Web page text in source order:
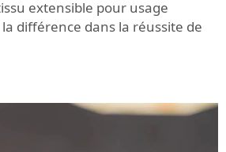
extensible pour usage
différence dans la réussite de